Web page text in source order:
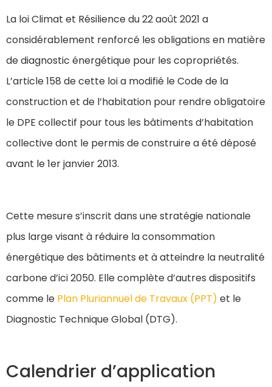
La loi Climat et Résilience du 22 août 2021 a
considérablement renforcé les obligations en matière
de diagnostic énergétique pour les copropriétés.
L’article 158 de cette loi a modifié le Code de la
construction et de l’habitation pour rendre obligatoire
le DPE collectif pour tous les bâtiments d’habitation
collective dont le permis de construire a été déposé
avant le 1er janvier 2013.
Cette mesure s’inscrit dans une stratégie nationale
plus large visant à réduire la consommation
énergétique des bâtiments et à atteindre la neutralité
carbone d’ici 2050. Elle complète d’autres dispositifs
comme le Plan Pluriannuel de Travaux (PPT) et le
Diagnostic Technique Global (DTG).
Calendrier d’application